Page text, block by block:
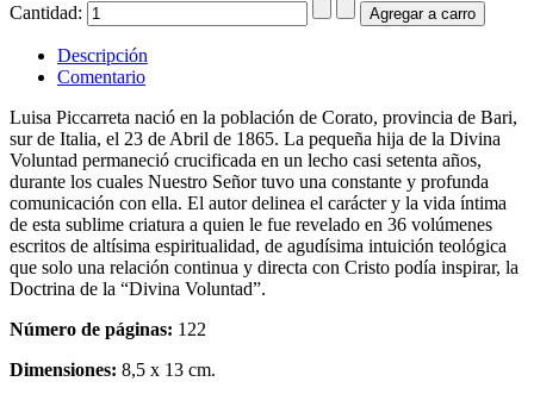
Cantidad:
Descripción
Comentario
Luisa Piccarreta nació en la población de Corato, provincia de Bari,
sur de Italia, el 23 de Abril de 1865. La pequeña hija de la Divina
Voluntad permaneció crucificada en un lecho casi setenta años,
durante los cuales Nuestro Señor tuvo una constante y profunda
comunicación con ella. El autor delinea el carácter y la vida íntima
de esta sublime criatura a quien le fue revelado en 36 volúmenes
escritos de altísima espiritualidad, de agudísima intuición teológica
que solo una relación continua y directa con Cristo podía inspirar, la
Doctrina de la “Divina Voluntad”.
Número de páginas: 122
Dimensiones: 8,5 x 13 cm.